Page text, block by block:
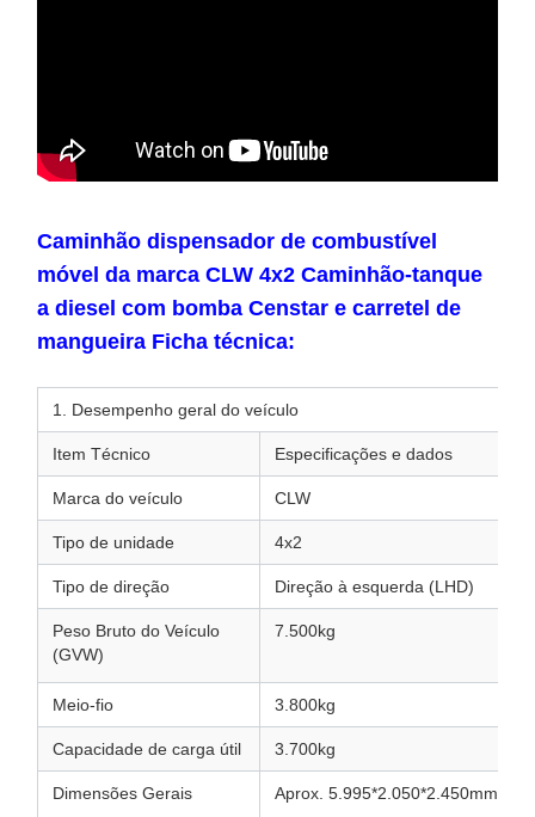
Caminhão dispensador de combustível
móvel da marca CLW 4x2 Caminhão-tanque
a diesel com bomba Censtar e carretel de
mangueira Ficha técnica:
1. Desempenho geral do veículo
Item Técnico Especificações e dados
Marca do veículo CLW
Tipo de unidade 4x2
Tipo de direção Direção à esquerda (LHD)
Peso Bruto do Veículo
(GVW)
7.500kg
Meio-fio 3.800kg
Capacidade de carga útil 3.700kg
Dimensões Gerais Aprox. 5.995*2.050*2.450mm